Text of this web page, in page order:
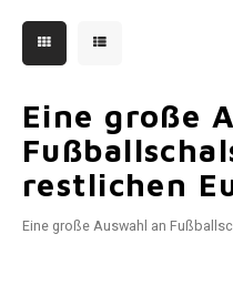
Eine große
restlichen
Eine große Auswahl an